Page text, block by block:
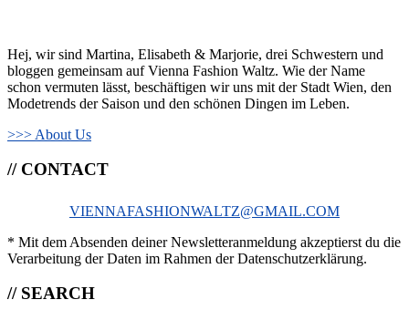
Hej, wir sind Martina, Elisabeth & Marjorie, drei Schwestern und
bloggen gemeinsam auf Vienna Fashion Waltz. Wie der Name
schon vermuten lässt, beschäftigen wir uns mit der Stadt Wien, den
Modetrends der Saison und den schönen Dingen im Leben.
>>> About Us
// CONTACT
VIENNAFASHIONWALTZ@GMAIL.COM
* Mit dem Absenden deiner Newsletteranmeldung akzeptierst du die
Verarbeitung der Daten im Rahmen der Datenschutzerklärung.
// SEARCH